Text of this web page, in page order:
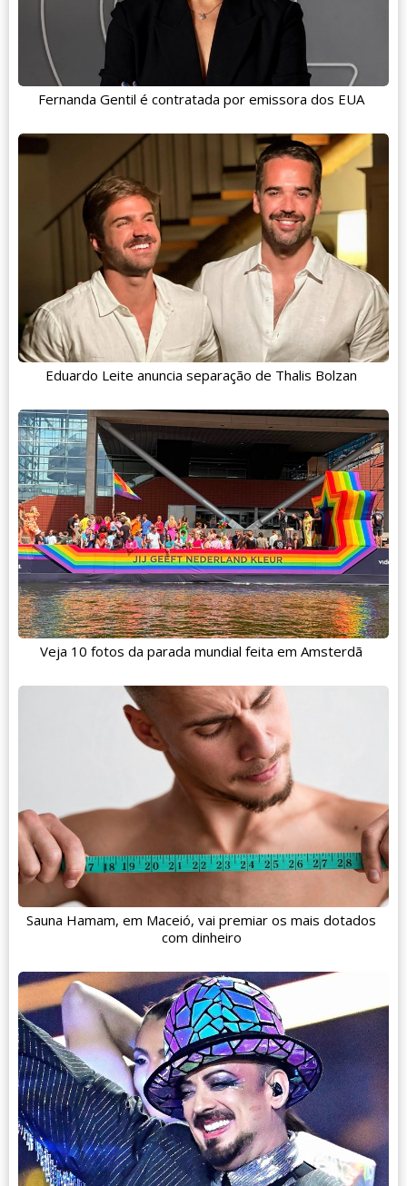
Fernanda Gentil é contratada por emissora dos EUA
Eduardo Leite anuncia separação de Thalis Bolzan
Veja 10 fotos da parada mundial feita em Amsterdã
Sauna Hamam, em Maceió, vai premiar os mais dotados
com dinheiro